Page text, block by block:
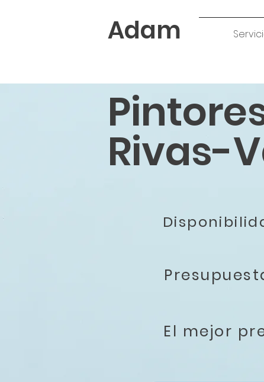
Adam
Rivas-
El mejor